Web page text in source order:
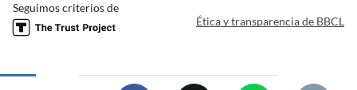
Seguimos criterios de
Ética y transparencia de BBCL